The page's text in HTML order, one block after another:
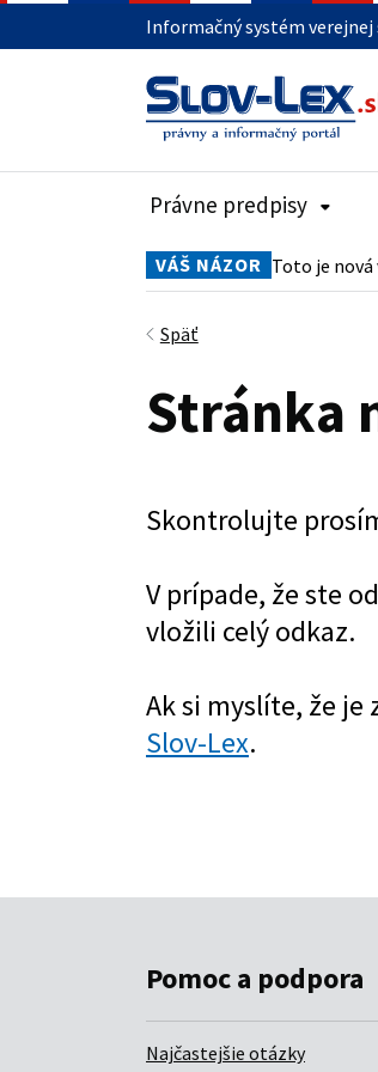
Informačný systém verejnej
Právne predpisy
VÁŠ NÁZOR Toto je
Pomoc a podpora
Najčastejšie otázky